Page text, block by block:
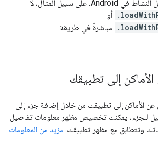
مباشرةً في طرق مراحل النشاط في Android. على سبيل المثال، لا
أو
مباشرةً في طريقة
إلى تطبيقك
إلى تطبيقك من خلال إضافة جزء إلى
للجزء، يمكنك تخصيص مظهر معلومات تفاصيل
وتتطابق مع مظهر تطبيقك.مزيد من المعلومات